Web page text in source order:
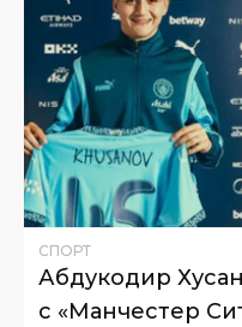
СПОРТ
Абдукодир
с «Манчестер